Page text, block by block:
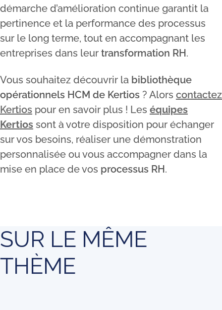
démarche d’amélioration continue garantit la
pertinence et la performance des processus
sur le long terme, tout en accompagnant les
entreprises dans leur transformation RH.
Vous souhaitez découvrir la bibliothèque
opérationnels HCM de Kertios ? Alors contactez
Kertios pour en savoir plus ! Les équipes
Kertios sont à votre disposition pour échanger
sur vos besoins, réaliser une démonstration
personnalisée ou vous accompagner dans la
mise en place de vos processus RH.
SUR LE MÊME
THÈME